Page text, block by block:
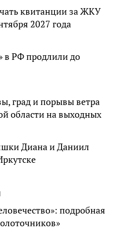
квитанции за ЖКУ
2027 года
в РФ продлили до
град и порывы ветра
области на выходных
Диана и Даниил
подробная